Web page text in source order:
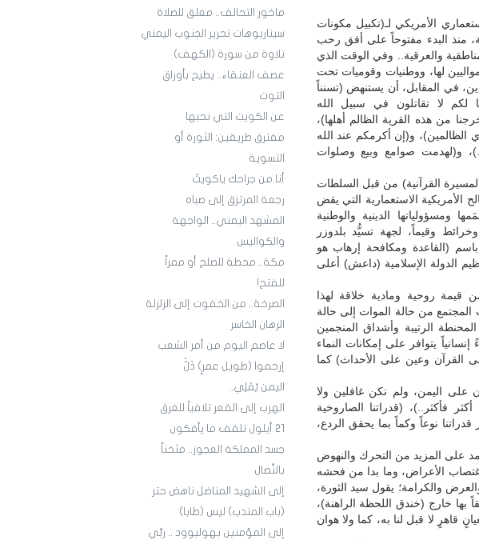
ماخور التحالف.. مغلق للصلاة
سيناريوهات تحرير الجنوب اليمني
تلاوة من سورة (الكهف)
عصف العنقاء.. يطيح بأوراق
التوت
عن الكويت التي نحبها
مفترق طريقين: الثورة أو
التسوية
أنا من جراحك ياكويتُ
رجعة المرتزق إلى صباه
المشهد اليمني.. الواجهة
والكواليس
مكة.. محطة للصلح أو ممراً
للفتح!
الصرخة.. من الخفوت إلى الزلزلة
الرهان الخاسر
لا عاصم اليوم من أمر الشعب
إرحموا (طويل عمرٍ) ذَلّْ
اليمن يُمْلِي..
الهرب إلى القعر تلافياً للغرق
21 أيلول تلقف ما يأفكون
جسد المملكة العجوز.. مثخناً
بالنِّصال
إلى الشهيد المناضل ناهض حتر
(باب المندب) ليس (طابا)
إلى المؤمنين بهوليوود .. ربِّي
الأمريكي لـ(تكبيل مكونات
منذ البدء مفتوحاً على أفق رحب
والعرقية.. وفي الوقت الذي
لها، ووطنيات وقوميات تحت
في المقابل، أن يستنهض (تسنناً
لا تقاتلون في سبيل الله
من هذه القرية الظالم أهلها)،
الظالمين)، و(إن أكرمكم عند الله
و(لهدمت صوامع وبيع وصلوات
القرآنية) من قبل السلطات
الأمريكية الاستعمارية التي يقض
الدينية والوطنية
وقيماً، لجهة تسيُّد بلدوزر
باسم (القاعدة ومكافحة إرهاب هو
الدولة الإسلامية (داعش) أعلى
روحية ومادية خلاقة لهذا
المجتمع من حالة الموات إلى حالة
الرتيبة وأشداق المنجمين
يتوافر على إمكانات النماء
القرآن وعين على الأحداث) كما
على اليمن، ولم نكن غافلين ولا
فأكثر..)، (قدراتنا الصاروخية
نوعاً وكماً بما يحقق الردع،
على المزيد من التحرك والنهوض
الأعراض، وما بدا من فحشه
والكرامة؛ يقول سيد الثورة،
بها خارج (خندق اللحظة الراهنة)،
لا قبل لنا به، كما ولا هوان